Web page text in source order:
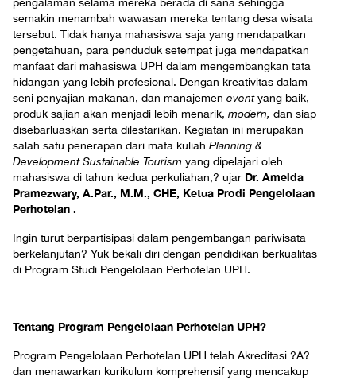
pengalaman selama mereka berada di sana sehingga
semakin menambah wawasan mereka tentang desa wisata
tersebut. Tidak hanya mahasiswa saja yang mendapatkan
pengetahuan, para penduduk setempat juga mendapatkan
manfaat dari mahasiswa UPH dalam mengembangkan tata
hidangan yang lebih profesional. Dengan kreativitas dalam
seni penyajian makanan, dan manajemen eventyang baik,
produk sajian akan menjadi lebih menarik, modern, dan siap
disebarluaskan serta dilestarikan. Kegiatan ini merupakan
salah satu penerapan dari mata kuliah Planning &
Development Sustainable Tourism yang dipelajari oleh
mahasiswa di tahun kedua perkuliahan,? ujar Dr. Amelda
Pramezwary, A.Par., M.M., CHE, Ketua Prodi Pengelolaan
Perhotelan .
Ingin turut berpartisipasi dalam pengembangan pariwisata
berkelanjutan? Yuk bekali diri dengan pendidikan berkualitas
di Program Studi Pengelolaan Perhotelan UPH.
Tentang Program Pengelolaan Perhotelan UPH?
Program Pengelolaan Perhotelan UPH telah Akreditasi ?A?
dan menawarkan kurikulum komprehensif yang mencakup